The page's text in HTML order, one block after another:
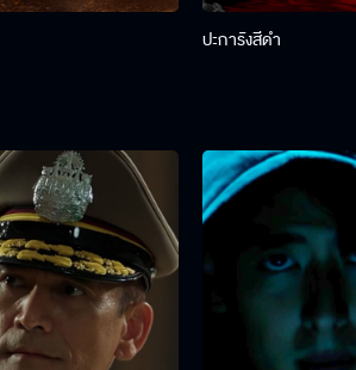
ปะการังสีดำ